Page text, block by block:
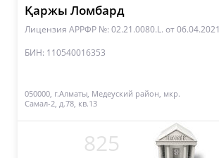
Қаржы Ломбард
Лицензия АРРФР №: 02.21.0080.L. от 06.04.2021
БИН: 110540016353
050000, г.Алматы, Медеуский район, мкр.
Самал-2, д.78, кв.13
825